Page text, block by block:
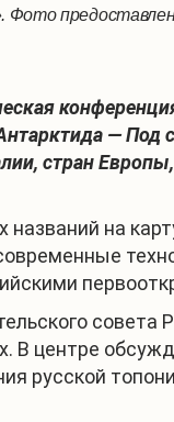
Фото
— Под
стран
названий на
В центре
русской